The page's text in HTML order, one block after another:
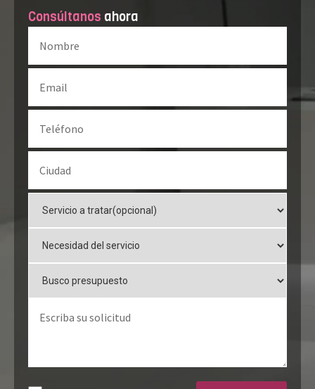
Consúltanos ahora